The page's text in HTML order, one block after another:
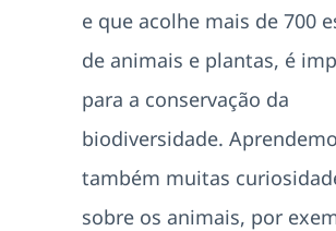
e que acolhe mais de 700
de animais e plantas, é
para a conservação da
biodiversidade.
também muitas
sobre os animais, por